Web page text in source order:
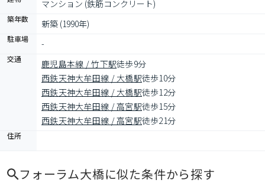
マンション (鉄筋コンクリート)
築年数 新築 (1990年)
駐車場 -
交通 鹿児島本線 / 竹下駅徒歩9分
西鉄天神大牟田線 / 大橋駅徒歩10分
西鉄天神大牟田線 / 大橋駅徒歩12分
西鉄天神大牟田線 / 高宮駅徒歩15分
西鉄天神大牟田線 / 高宮駅徒歩21分
住所
フォーラム大橋に似た条件から探す